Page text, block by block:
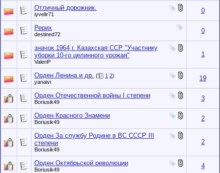
Отличный дорожник.
iyvelir71 0
Рерих
destined72 0
значок 1964 г. Казахская ССР "Участнику
уборки 10-го целинного урожая"
ValeriP
1
Орден Ленина и др. ( 1 2)
yanaivi
19
Орден Отечественной войны I степени
Boriusik49 3
Орден Красного Знамени
Boriusik49 2
Орден За службу Родине в ВС СССР III
степени
Boriusik49
2
Орден Октябрьской революции
Boriusik49 4